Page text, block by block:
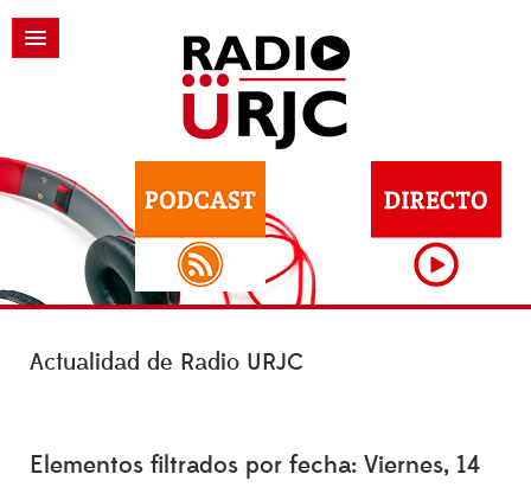
Actualidad de Radio URJC
Elementos filtrados por fecha: Viernes, 14